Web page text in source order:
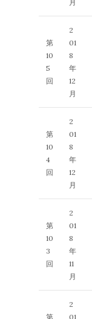
月
第
10
5
回
2
01
8
年
12
月
第
10
4
回
2
01
8
年
12
月
第
10
3
回
2
01
8
年
11
月
第
2
01